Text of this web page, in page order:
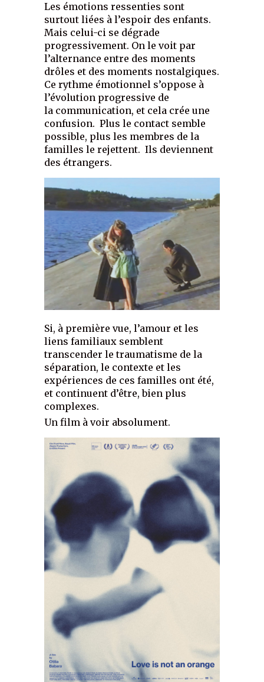
Les émotions ressenties sont
surtout liées à l’espoir des enfants.
Mais celui-ci se dégrade
progressivement. On le voit par
l’alternance entre des moments
drôles et des moments nostalgiques.
Ce rythme émotionnel s’oppose à
l’évolution progressive de
la communication, et cela crée une
confusion. Plus le contact semble
possible, plus les membres de la
familles le rejettent. Ils deviennent
des étrangers.
Si, à première vue, l’amour et les
liens familiaux semblent
transcender le traumatisme de la
séparation, le contexte et les
expériences de ces familles ont été,
et continuent d’être, bien plus
complexes.
Un film à voir absolument.